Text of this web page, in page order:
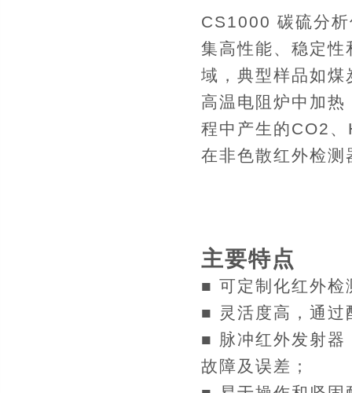
CS1000 碳硫分
集高性能、稳定
域，典型样品如
高温电阻炉中加
程中产生的CO2
在非色散红外检
主要特点
■ 可定制化红外检
■ 灵活度高，通过
■ 脉冲红外发射器
故障及误差；